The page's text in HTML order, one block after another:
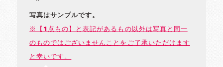
写真はサンプルです。
※【1点もの】と表記があるもの以外は写真と同一
のものではございませんことをご了承いただけます
と幸いです。